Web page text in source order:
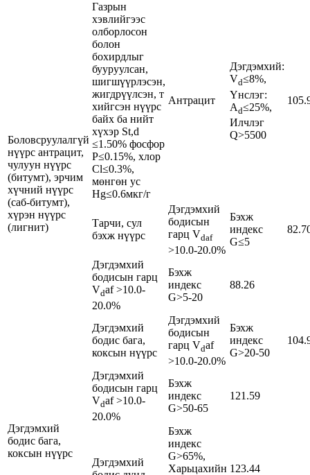
Боловсруулалгүй
нүүрс антрацит,
чулуун нүүрс
(битумт), эрчим
хүчний нүүрс
(саб-битумт),
хүрэн нүүрс
(лигнит)
Газрын
хэвлийгээс
олборлосон
болон
бохирдлыг
бууруулсан,
шигшүүрлэсэн,
жигдрүүлсэн, т
хийгсэн нүүрс
байх ба нийт
хүхэр St,d
≤1.50% фосфор
P≤0.15%, хлор
Cl≤0.3%,
мөнгөн ус
Hg≤0.6мкг/г
Антрацит
Дэгдэмхий:
Vd≤8%,
Үнслэг:
Ad≤25%,
Илчлэг
Q>5500
Тарчи, сул
бэхж нүүрс
Дэгдэмхий
бодисын
гарц Vdaf
>10.0-20.0%
Бэхж
индекс
G≤5
Дэгдэмхий
бодисын гарц
Vdaf >10.0-
20.0%
Бэхж
индекс
G>5-20
88.26
Дэгдэмхий
бодис бага,
коксын нүүрс
Дэгдэмхий
бодисын
гарц Vdaf
>10.0-20.0%
Бэхж
индекс
G>20-50
Дэгдэмхий
бодис бага,
коксын нүүрс
Дэгдэмхий
бодисын гарц
Vdaf >10.0-
20.0%
Бэхж
индекс
G>50-65
121.59
Дэгдэмхий
Бэхж
индекс
G>65%,
Харьцахийн 123.44